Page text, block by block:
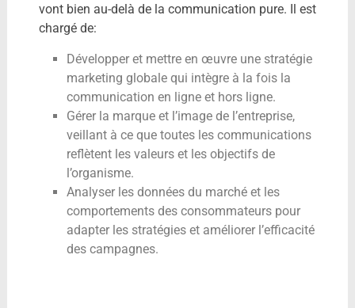
vont bien au-delà de la communication pure. Il est
chargé de:
Développer et mettre en œuvre une stratégie
marketing globale qui intègre à la fois la
communication en ligne et hors ligne.
Gérer la marque et l’image de l’entreprise,
veillant à ce que toutes les communications
reflètent les valeurs et les objectifs de
l’organisme.
Analyser les données du marché et les
comportements des consommateurs pour
adapter les stratégies et améliorer l’efficacité
des campagnes.